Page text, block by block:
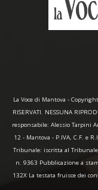
La Voce di Mantova -
RISERVATI. NESSUNA
responsabile: Alessio Tarpini
12 - Mantova - P.IVA, C.F. e
Tribunale: iscritta al
n. 9363 Pubblicazione a
132X La testata fruisce dei